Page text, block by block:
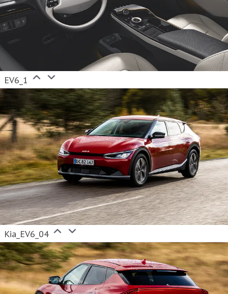
EV6_1
Kia_EV6_04